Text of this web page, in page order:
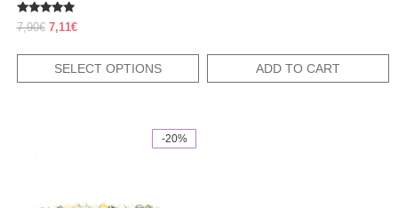
Rated
5.00
7,90€ Original
7,90€.
7,11€Current
7,11€.
SELECT OPTIONS ADD TO CART
-20%